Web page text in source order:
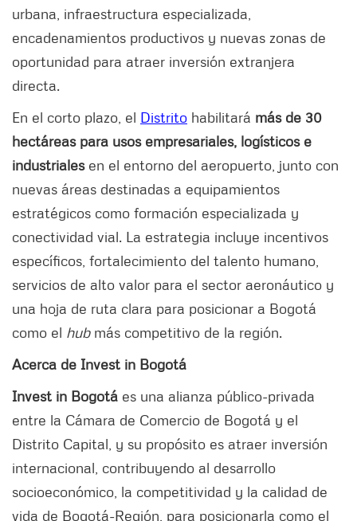
urbana, infraestructura especializada,
encadenamientos productivos y nuevas zonas de
oportunidad para atraer inversión extranjera
directa.
En el corto plazo, el Distrito habilitará más de 30
hectáreas para usos empresariales, logísticos e
industriales en el entorno del aeropuerto, junto con
nuevas áreas destinadas a equipamientos
estratégicos como formación especializada y
conectividad vial. La estrategia incluye incentivos
específicos, fortalecimiento del talento humano,
servicios de alto valor para el sector aeronáutico y
una hoja de ruta clara para posicionar a Bogotá
como el hubmás competitivo de la región.
Acerca de Invest in Bogotá
Invest in Bogotá es una alianza público-privada
entre la Cámara de Comercio de Bogotá y el
Distrito Capital, y su propósito es atraer inversión
internacional, contribuyendo al desarrollo
socioeconómico, la competitividad y la calidad de
vida de Bogotá-Región, para posicionarla como el